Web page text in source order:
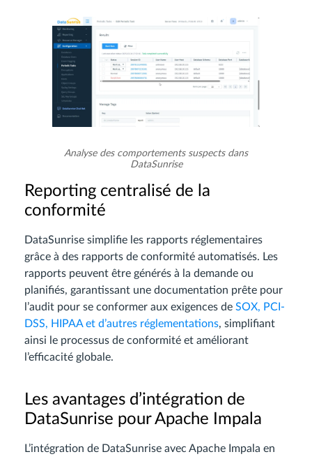
Analyse des comportements suspects dans
DataSunrise
Reporting centralisé de la
conformité
DataSunrise simplifie les rapports réglementaires
grâce à des rapports de conformité automatisés. Les
rapports peuvent être générés à la demande ou
planifiés, garantissant une documentation prête pour
l’audit pour se conformer aux exigences de SOX, PCI-
DSS, HIPAA et d’autres réglementations, simplifiant
ainsi le processus de conformité et améliorant
l’efficacité globale.
Les avantages d’intégration de
DataSunrise pour Apache Impala
L’intégration de DataSunrise avec Apache Impala en